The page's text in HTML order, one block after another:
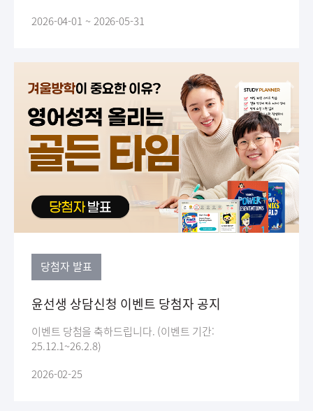
2026-04-01 ~ 2026-05-31
당첨자 발표
윤선생 상담신청 이벤트 당첨자 공지
이벤트 당첨을 축하드립니다. (이벤트 기간:
25.12.1~26.2.8)
2026-02-25